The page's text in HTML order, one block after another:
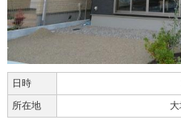
日時
所在地